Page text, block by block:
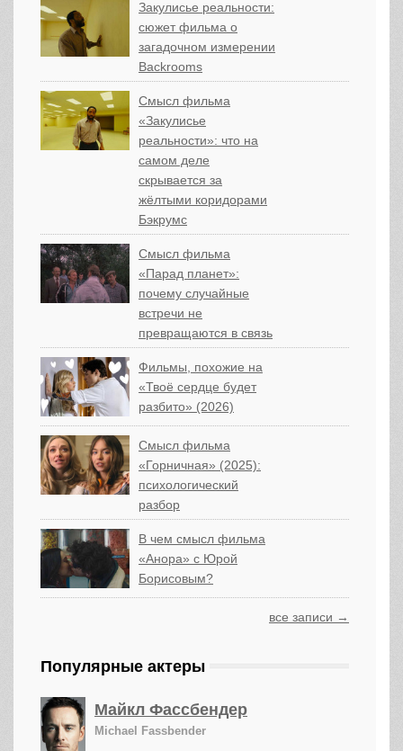
Закулисье реальности:
сюжет фильма о
загадочном измерении
Backrooms
Смысл фильма
«Закулисье
реальности»: что на
самом деле
скрывается за
жёлтыми коридорами
Бэкрумс
Смысл фильма
«Парад планет»:
почему случайные
встречи не
превращаются в связь
Фильмы, похожие на
«Твоё сердце будет
разбито» (2026)
Смысл фильма
«Горничная» (2025):
психологический
разбор
В чем смысл фильма
«Анора» с Юрой
Борисовым?
все записи →
Популярные актеры
Майкл Фассбендер
Michael Fassbender